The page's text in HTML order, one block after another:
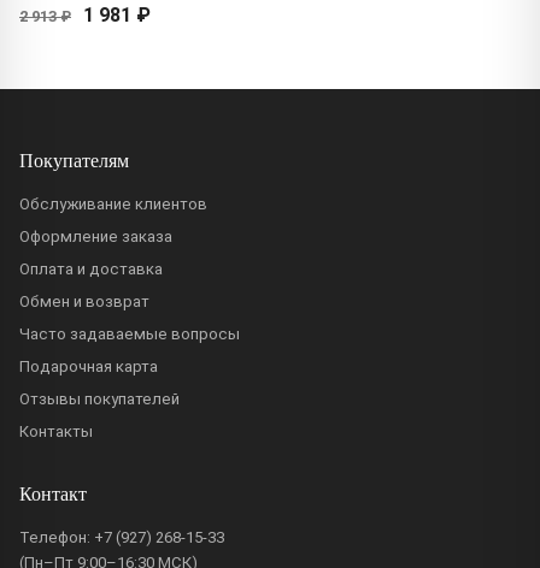
2 913 ₽ 1 981 ₽
Покупателям
Обслуживание клиентов
Оформление заказа
Оплата и доставка
Обмен и возврат
Часто задаваемые вопросы
Подарочная карта
Отзывы покупателей
Контакты
Контакт
Телефон: +7 (927) 268-15-33
(Пн–Пт 9:00–16:30 МСК)